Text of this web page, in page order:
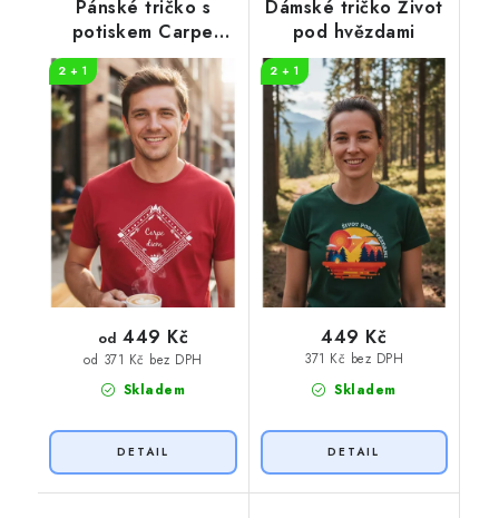
Pánské tričko s
potiskem Carpe
diem
2 + 1
Skladem
od 371 Kč bez DPH
od 449 Kč
Dámské tričko Život
pod hvězdami
2 + 1
Skladem
371 Kč bez DPH
449 Kč